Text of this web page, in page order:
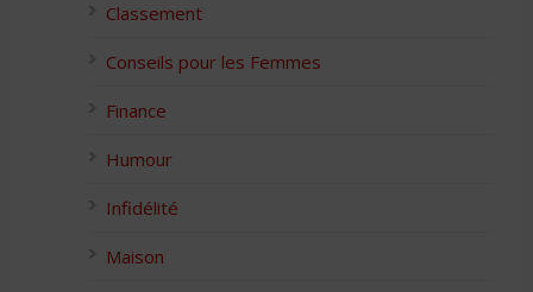
Classement
Conseils pour les Femmes
Finance
Humour
Infidélité
Maison